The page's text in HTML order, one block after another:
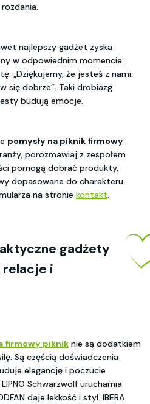
najlepszy gadżet zyska
w odpowiednim momencie.
„Dziękujemy, że jesteś z nami.
się dobrze”. Taki drobiazg
budują emocje.
pomysły na piknik firmowy
porozmawiaj z zespołem
pomogą dobrać produkty,
dopasowane do charakteru
na stronie kontakt.
gadżety
relacje i
firmowy piknik nie są dodatkiem
Są częścią doświadczenia
elegancję i poczucie
Schwarzwolf uruchamia
daje lekkość i styl. IBERA